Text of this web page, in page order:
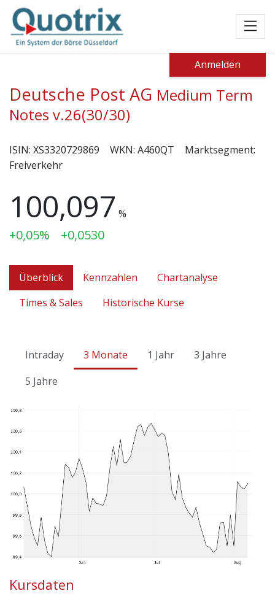
Anmelden
Deutsche Post AG Medium Term
Notes v.26(30/30)
ISIN: XS3320729869 WKN: A460QT
Marktsegment:
Freiverkehr
100,097 %
+0,05% +0,0530
Überblick Kennzahlen
Chartanalyse
Times & Sales
Historische Kurse
Intraday 3 Monate 1 Jahr
3 Jahre
5 Jahre
Kursdaten